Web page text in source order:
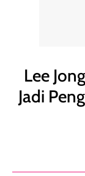
Lee
Jadi